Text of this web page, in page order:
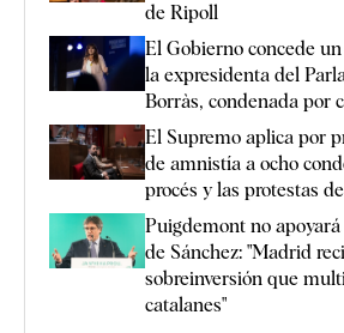
de Ripoll
El Gobierno concede
la expresidenta del
Borràs, condenada por
El Supremo aplica por
de amnistía a ocho
procés y las protestas
Puigdemont no
de Sánchez: "Madrid
sobreinversión que
catalanes"